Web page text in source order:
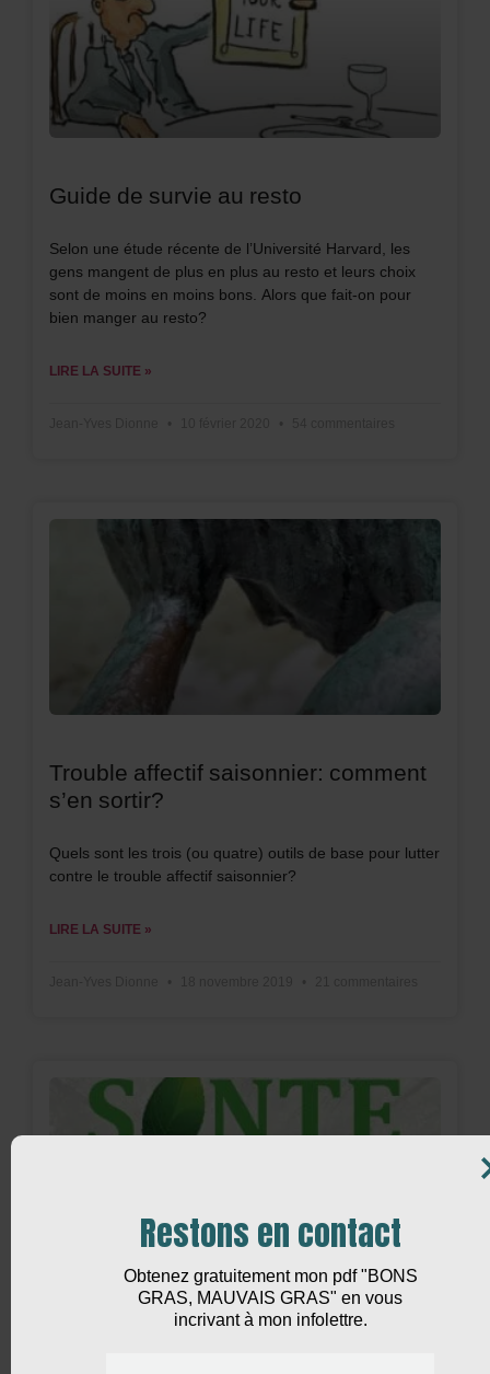
Guide de survie au resto
Selon une étude récente de l’Université Harvard, les
gens mangent de plus en plus au resto et leurs choix
sont de moins en moins bons. Alors que fait-on pour
bien manger au resto?
LIRE LA SUITE »
Trouble affectif saisonnier: comment
s’en sortir?
Quels sont les trois (ou quatre) outils de base pour lutter
contre le trouble affectif saisonnier?
LIRE LA SUITE »
Franchement Santé devient Podcast!
Restons en contact
Obtenez gratuitement mon pdf "BONS
GRAS, MAUVAIS GRAS" en vous
incrivant à mon infolettre.